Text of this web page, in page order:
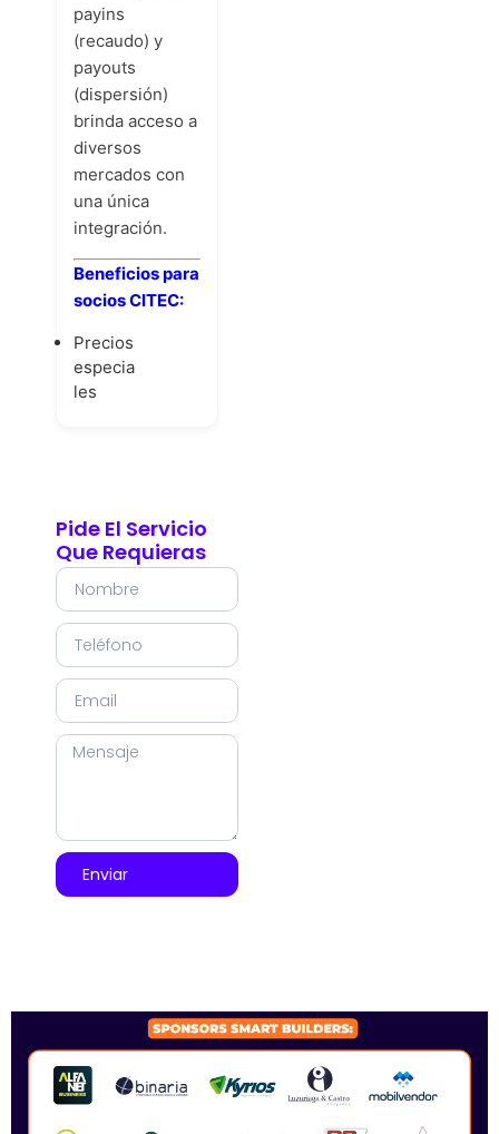
payins
(recaudo) y
payouts
(dispersión)
brinda acceso a
diversos
mercados con
una única
integración.
Beneficios para
socios CITEC:
Precios
especia
les
Pide El Servicio
Que Requieras
Enviar